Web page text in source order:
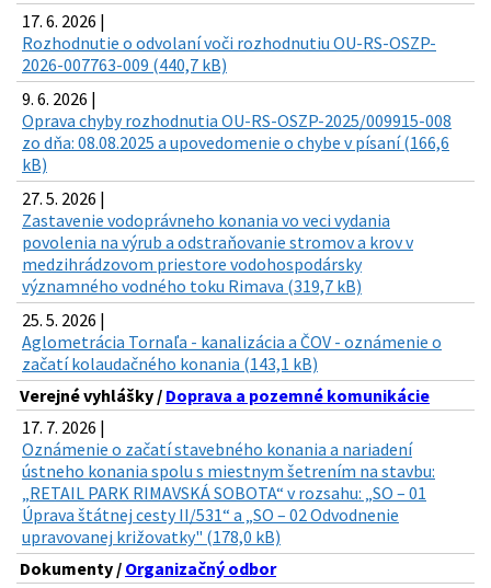
17. 6. 2026 |
Rozhodnutie o odvolaní voči rozhodnutiu OU-RS-OSZP-
2026-007763-009 (440,7 kB)
9. 6. 2026 |
Oprava chyby rozhodnutia OU-RS-OSZP-2025/009915-008
zo dňa: 08.08.2025 a upovedomenie o chybe v písaní (166,6
kB)
27. 5. 2026 |
Zastavenie vodoprávneho konania vo veci vydania
povolenia na výrub a odstraňovanie stromov a krov v
medzihrádzovom priestore vodohospodársky
významného vodného toku Rimava (319,7 kB)
25. 5. 2026 |
Aglometrácia Tornaľa - kanalizácia a ČOV - oznámenie o
začatí kolaudačného konania (143,1 kB)
Verejné vyhlášky / Doprava a pozemné komunikácie
17. 7. 2026 |
Oznámenie o začatí stavebného konania a nariadení
ústneho konania spolu s miestnym šetrením na stavbu:
„RETAIL PARK RIMAVSKÁ SOBOTA“ v rozsahu: „SO – 01
Úprava štátnej cesty II/531“ a „SO – 02 Odvodnenie
upravovanej križovatky" (178,0 kB)
Dokumenty / Organizačný odbor